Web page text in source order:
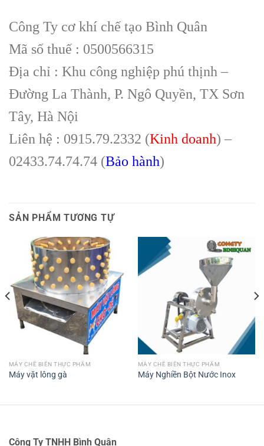
Công Ty cơ khí chế tạo Bình Quân
Mã số thuế : 0500566315
Địa chỉ : Khu công nghiệp phú thịnh –
Đường La Thành, P. Ngô Quyền, TX Sơn
Tây, Hà Nội
Liên hệ : 0915.79.2332 (Kinh doanh) –
02433.74.74.74 (Bảo hành)
SẢN PHẨM TƯƠNG TỰ
MÁY CHẾ BIẾN THỰC PHẨM
Máy vặt lông gà
MÁY CHẾ BIẾN THỰC PHẨM
Máy Nghiền Bột Nước Inox
Công Ty TNHH Bình Quân